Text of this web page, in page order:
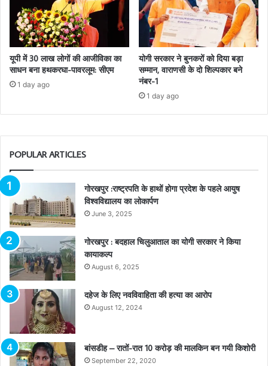
यूपी में 30 लाख लोगों की आजीविका का
साधन बना हथकरघा-पावरलूम: सीएम
1 day ago
योगी सरकार ने बुनकरों को दिया बड़ा
सम्मान, वाराणसी के दो शिल्पकार बने
नंबर-1
1 day ago
POPULAR ARTICLES
गोरखपुर :राष्ट्रपति के हाथों होगा प्रदेश के पहले आयुष
विश्वविद्यालय का लोकार्पण
June 3, 2025
गोरखपुर : बदहाल चिलुआताल का योगी सरकार ने किया
कायाकल्प
August 6, 2025
दहेज के लिए नवविवाहिता की हत्या का आरोप
August 12, 2024
बांसडीह – रातों-रात 10 करोड़ की मालकिन बन गयी किशोरी
September 22, 2020